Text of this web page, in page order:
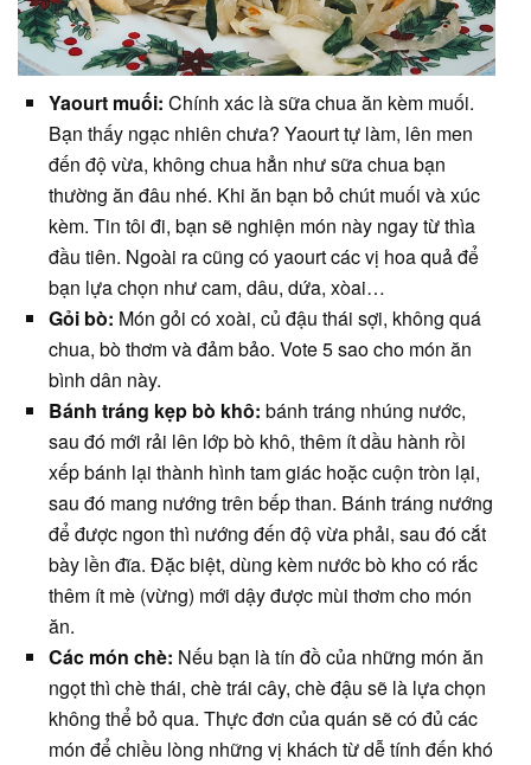
Yaourt muối: Chính xác là sữa chua ăn kèm muối.
Bạn thấy ngạc nhiên chưa? Yaourt tự làm, lên men
đến độ vừa, không chua hẳn như sữa chua bạn
thường ăn đâu nhé. Khi ăn bạn bỏ chút muối và xúc
kèm. Tin tôi đi, bạn sẽ nghiện món này ngay từ thìa
đầu tiên. Ngoài ra cũng có yaourt các vị hoa quả để
bạn lựa chọn như cam, dâu, dứa, xòai…
Gỏi bò: Món gỏi có xoài, củ đậu thái sợi, không quá
chua, bò thơm và đảm bảo. Vote 5 sao cho món ăn
bình dân này.
Bánh tráng kẹp bò khô: bánh tráng nhúng nước,
sau đó mới rải lên lớp bò khô, thêm ít dầu hành rồi
xếp bánh lại thành hình tam giác hoặc cuộn tròn lại,
sau đó mang nướng trên bếp than. Bánh tráng nướng
để được ngon thì nướng đến độ vừa phải, sau đó cắt
bày lền đĩa. Đặc biệt, dùng kèm nước bò kho có rắc
thêm ít mè (vừng) mới dậy được mùi thơm cho món
ăn.
Các món chè: Nếu bạn là tín đồ của những món ăn
ngọt thì chè thái, chè trái cây, chè đậu sẽ là lựa chọn
không thể bỏ qua. Thực đơn của quán sẽ có đủ các
món để chiều lòng những vị khách từ dễ tính đến khó